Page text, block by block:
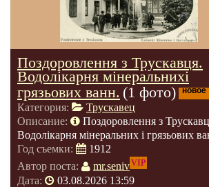
Поздоровлення з Трускавця.
Водолікарня мінеральнихі
грязьових ванн. (1 фото) новое
Категория:
Трускавец
Описание:
Поздоровлення з
Водолікарня мінеральних і грязьових
Год съемки:
1912
Автор поста:
mr.senivVIP
Дата:
03.08.2026 13:59